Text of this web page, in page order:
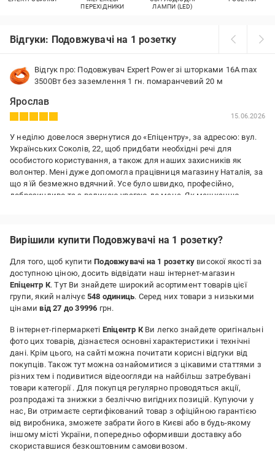
ПЕРЕХІДНИКИ
ЛАМПИ (LED)
Відгуки: Подовжувачі на 1 розетку
Відгук про: Подовжувач Expert Power зі шторками 16А max
3500Вт без заземлення 1 гн. помаранчевий 20 м
Ярослав
15.06.2026
У неділю довелося звернутися до «Епіцентру», за адресою: вул.
Українських Соколів, 22, щоб придбати необхідні речі для
особистого користування, а також для наших захисників як
волонтер. Мені дуже допомогла працівниця магазину Наталія, за
що я їй безмежно вдячний. Усе було швидко, професійно,
доброзичливо та з великою увагою до мене. Як мешканцю
Переваги:
Вирішили купити Подовжувачі на 1 розетку?
Для того, щоб купитиПодовжувачі на 1 розетку високої якості за
доступною ціною, досить відвідати наш інтернет-магазин
Епіцентр К. Тут Ви знайдете широкий асортимент товарів цієї
групи, який налічує 548 одиниць. Серед них товари з низькими
цінамивід 27 до 39996 грн.
В інтернет-гіпермаркеті Епіцентр КВи легко знайдете оригінальні
фото цих товарів, дізнаєтеся основні характеристики і технічні
дані. Крім цього, на сайті можна почитати корисні відгуки від
покупців. Також тут можна ознайомитися з цікавими статтями з
різних тем і подивитися відеоогляди на найбільш затребувані
товари категорії . Для покупця регулярно проводяться акції,
розпродажі та знижки з безліччю вигідних позицій. Купуючи у
нас, Ви отримаєте сертифікований товар з офіційною гарантією
від виробника, зможете забрати його в Києві або в будь-якому
іншому місті України, попередньо оформивши доставку або
скориставшися безкоштовним самовивозом.